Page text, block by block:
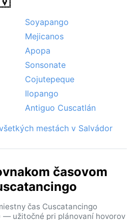
Soyapango
Mejicanos
Apopa
Sonsonate
Cojutepeque
Ilopango
Antiguo Cuscatlán
mestách v Salvádor
časovom
čas Cuscatancingo
— užitočné pri plánovaní hovorov